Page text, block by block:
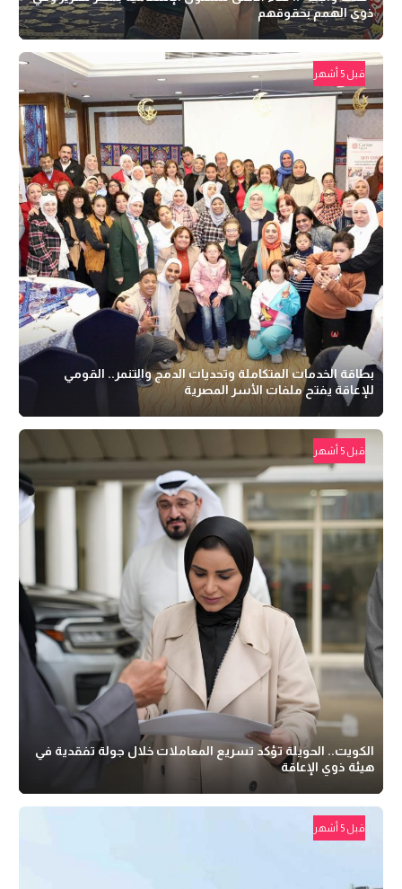
ذوي الهمم بحقوقهم
قبل 5 أشهر
بطاقة الخدمات المتكاملة وتحديات الدمج والتنمر.. القومي
للإعاقة يفتح ملفات الأسر المصرية
قبل 5 أشهر
الكويت.. الحويلة تؤكد تسريع المعاملات خلال جولة تفقدية في
هيئة ذوي الإعاقة
قبل 5 أشهر